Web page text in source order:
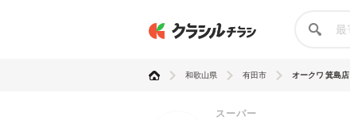
和歌山県 有田市 オークワ 箕島店
スーパー